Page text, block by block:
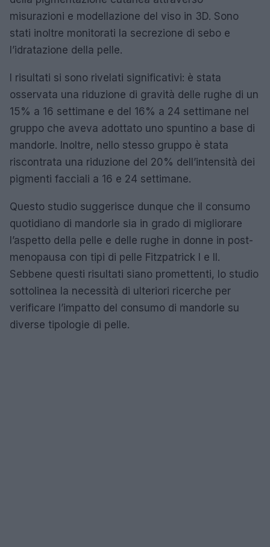
misurazioni e modellazione del viso in 3D. Sono
stati inoltre monitorati la secrezione di sebo e
l’idratazione della pelle.
I risultati si sono rivelati significativi: è stata
osservata una riduzione di gravità delle rughe di un
15% a 16 settimane e del 16% a 24 settimane nel
gruppo che aveva adottato uno spuntino a base di
mandorle. Inoltre, nello stesso gruppo è stata
riscontrata una riduzione del 20% dell’intensità dei
pigmenti facciali a 16 e 24 settimane.
Questo studio suggerisce dunque che il consumo
quotidiano di mandorle sia in grado di migliorare
l’aspetto della pelle e delle rughe in donne in post-
menopausa con tipi di pelle Fitzpatrick I e II.
Sebbene questi risultati siano promettenti, lo studio
sottolinea la necessità di ulteriori ricerche per
verificare l’impatto del consumo di mandorle su
diverse tipologie di pelle.